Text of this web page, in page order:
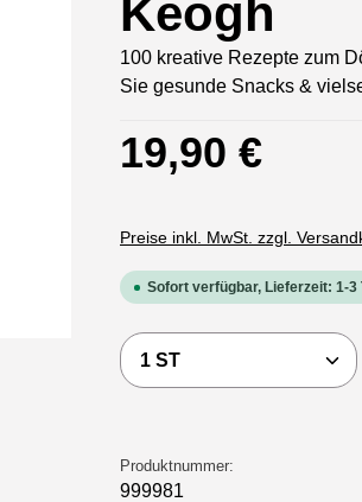
Keogh
100 kreative Rezepte zum
Sie gesunde Snacks &
Regulärer Preis:
19,90 €
Preise inkl. MwSt. zzgl.
Sofort verfügbar, Lieferzeit: 1-3
Produkt Anzahl:
Produktnummer:
999981